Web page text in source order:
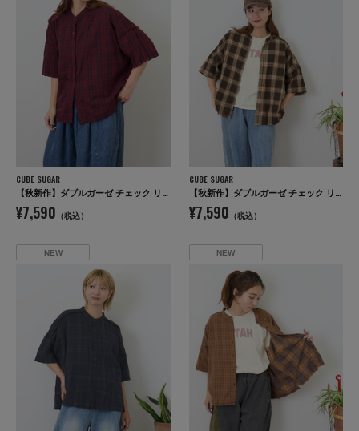
CUBE SUGAR
【秋新作】ダブルガーゼ チェック リバーシブル 5分袖 ドルマンシャツ
¥7,590 （税込）
CUBE SUGAR
【秋新作】ダブルガーゼ チェック リバーシブル 5分袖 ドルマンシャツ
¥7,590 （税込）
NEW NEW